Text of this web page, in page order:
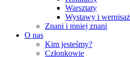
Warsztaty
Wystawy i
Znani i mniej znani
O nas
Kim jesteśmy?
Członkowie